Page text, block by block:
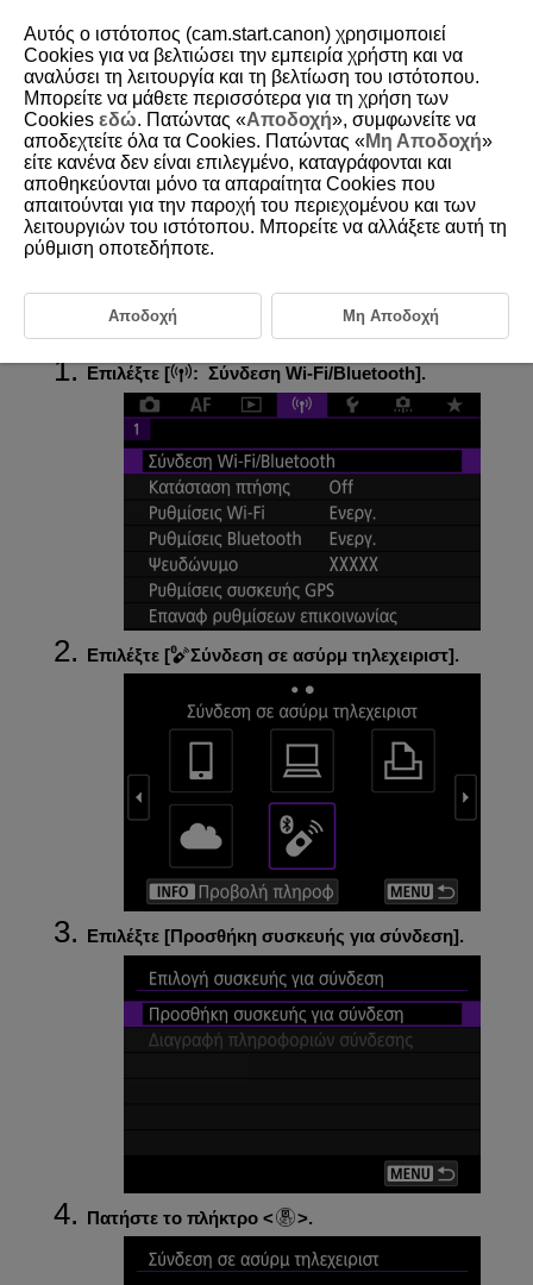
D180-180
Σύνδεση σε ασύρματο
τηλεχειριστήριο
Ακύρωση ζεύξης
BR-E1(πωλείται χωριστά,
) μέσω Bluetooth για λήψη με
Επιλέξτε [ : Σύνδεση Wi-Fi/Bluetooth].
Επιλέξτε [ Σύνδεση σε ασύρμ τηλεχειριστ].
Επιλέξτε [Προσθήκη συσκευής για σύνδεση].
Πατήστε το πλήκτρο .
Αυτός ο ιστότοπος (cam.start.canon) χρησιμοποιεί
Cookies για να βελτιώσει την εμπειρία χρήστη και να
αναλύσει τη λειτουργία και τη βελτίωση του ιστότοπου.
Μπορείτε να μάθετε περισσότερα για τη χρήση των
Cookies εδώ. Πατώντας «Αποδοχή», συμφωνείτε να
αποδεχτείτε όλα τα Cookies. Πατώντας «Μη Αποδοχή»
είτε κανένα δεν είναι επιλεγμένο, καταγράφονται και
αποθηκεύονται μόνο τα απαραίτητα Cookies που
απαιτούνται για την παροχή του περιεχομένου και των
λειτουργιών του ιστότοπου. Μπορείτε να αλλάξετε αυτή τη
ρύθμιση οποτεδήποτε.
Αποδοχή Μη Αποδοχή